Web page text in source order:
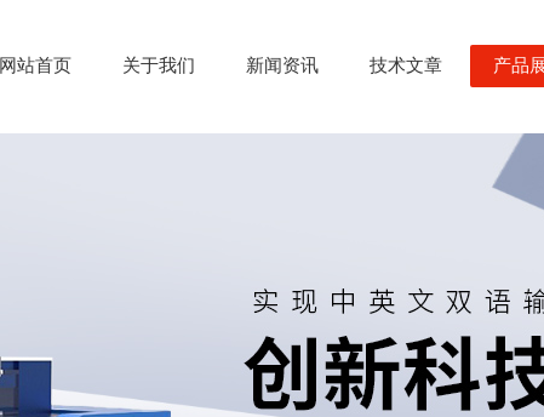
网站首页 关于我们 新闻资讯 技术文章 产品